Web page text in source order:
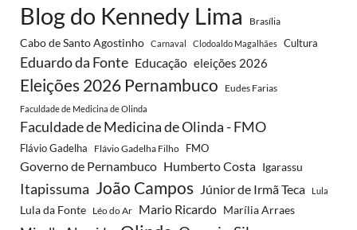
Blog do Kennedy Lima Brasília
Cabo de Santo Agostinho Carnaval Clodoaldo Magalhães Cultura
Eduardo da Fonte Educação eleições 2026
Eleições 2026 Pernambuco Eudes Farias
Faculdade de Medicina de Olinda
Faculdade de Medicina de Olinda - FMO
Flávio Gadelha Flávio Gadelha Filho FMO
Governo de Pernambuco Humberto Costa Igarassu
Itapissuma João Campos Júnior de Irmã Teca Lula
Lula da Fonte Léo do Ar Mario Ricardo Marília Arraes